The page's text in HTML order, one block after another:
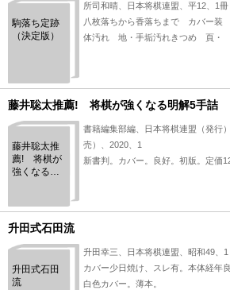
駒落ち定跡
（決定版）
所司和晴、日本将棋連盟、平12、1冊
八枚落ちから香落ちまで カバー
体汚れ 地・手垢汚れきつめ 頁・
藤井聡太推薦! 将棋が強くなる明解5手詰
藤井聡太推
薦! 将棋が
強くなる明
書籍編集部編、日本将棋連盟（発行
売）、2020、1
新書判。カバー。良好。初版。定価
升田式石田流
升田式石田
流
升田幸三、日本将棋連盟、昭和49、1
カバー少日焼け、スレ有。本体経年
白色カバー。薄本。